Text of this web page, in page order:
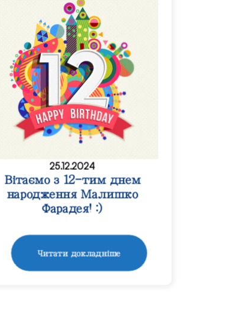
25.12.2024
Вітаємо з 12-тим днем
народження Малишко
Фарадея! :)
Читати докладніше